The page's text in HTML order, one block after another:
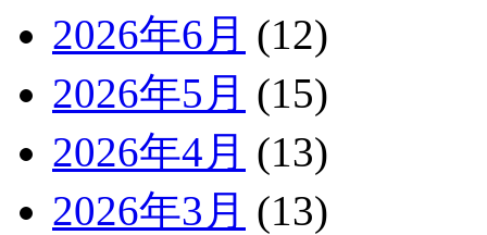
2026年6月 (12)
2026年5月 (15)
2026年4月 (13)
2026年3月 (13)